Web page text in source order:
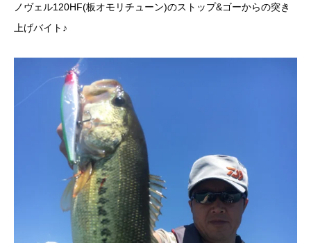
ノヴェル120HF(板オモリチューン)のストップ&ゴーからの突き
上げバイト♪